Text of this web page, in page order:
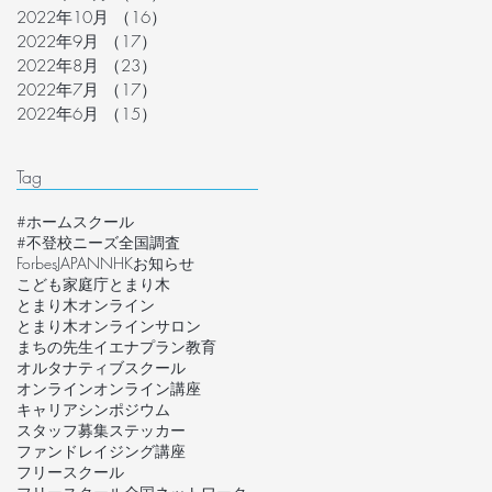
2022年10月
（16）
2022年9月
（17）
2022年8月
（23）
2022年7月
（17）
2022年6月
（15）
Tag
#ホームスクール
#不登校ニーズ全国調査
ForbesJAPANNHKお知らせ
こども家庭庁とまり木
とまり木オンライン
とまり木オンラインサロン
まちの先生イエナプラン教育
オルタナティブスクール
オンラインオンライン講座
キャリアシンポジウム
スタッフ募集ステッカー
ファンドレイジング講座
フリースクール